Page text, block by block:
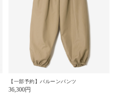
【一部予約】バルーンパンツ
36,300円